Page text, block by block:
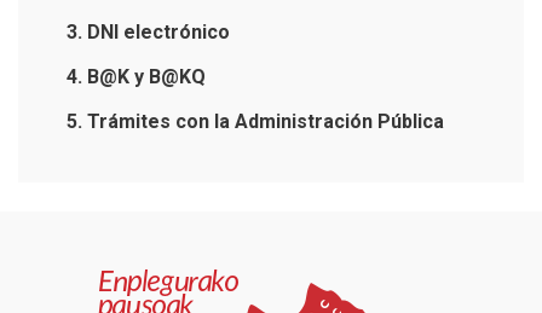
3. DNI electrónico
4. B@K y B@KQ
5. Trámites con la Administración Pública